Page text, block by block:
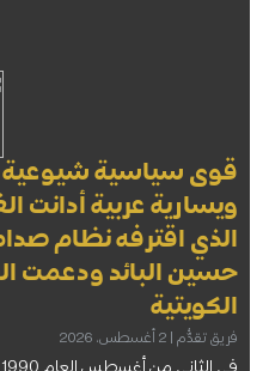
قوى سياسية شيوعية
ويسارية عربية أدانت
الذي اقترفه نظام
حسين البائد ودعمت
الكويتية
فريق تقدُّم